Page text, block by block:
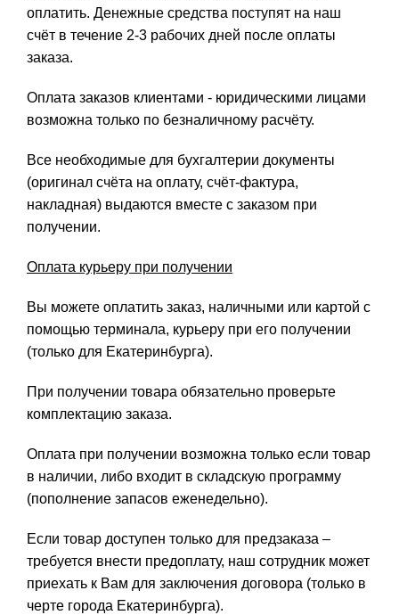
оплатить. Денежные средства поступят на наш
счёт в течение 2-3 рабочих дней после оплаты
заказа.
Оплата заказов клиентами - юридическими лицами
возможна только по безналичному расчёту.
Все необходимые для бухгалтерии документы
(оригинал счёта на оплату, счёт-фактура,
накладная) выдаются вместе с заказом при
получении.
Оплата курьеру при получении
Вы можете оплатить заказ, наличными или картой с
помощью терминала, курьеру при его получении
(только для Екатеринбурга).
При получении товара обязательно проверьте
комплектацию заказа.
Оплата при получении возможна только если товар
в наличии, либо входит в складскую программу
(пополнение запасов еженедельно).
Если товар доступен только для предзаказа –
требуется внести предоплату, наш сотрудник может
приехать к Вам для заключения договора (только в
черте города Екатеринбурга).